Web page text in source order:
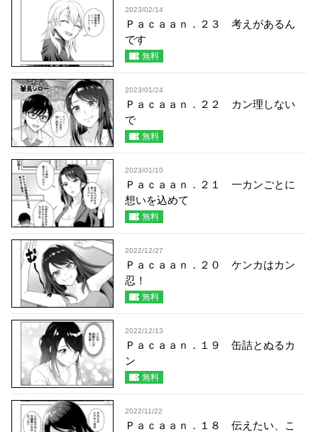
2023/02/14
Ｐａｃａａｎ．２３ 考えがあるん
です
無料
2023/01/24
Ｐａｃａａｎ．２２ カン理しない
で
無料
2023/01/10
Ｐａｃａａｎ．２１ 一カンごとに
想いを込めて
無料
2022/12/27
Ｐａｃａａｎ．２０ ケンカはカン
忍！
無料
2022/12/13
Ｐａｃａａｎ．１９ 缶詰とぬるカ
ン
無料
2022/11/22
Ｐａｃａａｎ．１８ 伝えたい、こ